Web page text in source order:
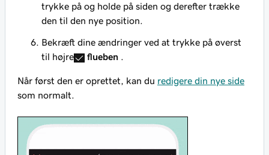
trykke på og holde på siden og derefter trække
den til den nye position.
Bekræft dine ændringer ved at trykke på øverst
til højre
flueben.
Når først den er oprettet, kan du redigere din nye side
som normalt.